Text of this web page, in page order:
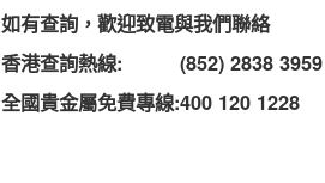
如有查詢，歡迎致電與我們聯絡
香港查詢熱線:
(852) 2838 3959
全國貴金屬免費專線:400 120 1228